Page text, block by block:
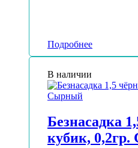
Подробнее
В наличии
Безнасадка
кубик,